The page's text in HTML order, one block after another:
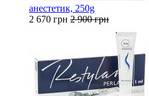
анестетик, 250g
2 670 грн 2 900 грн